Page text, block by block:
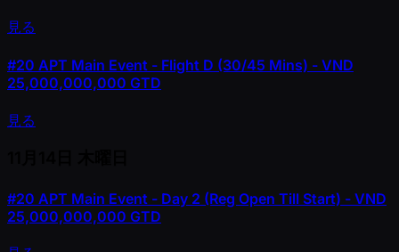
見る
#20 APT Main Event - Flight D (30/45 Mins) - VND
25,000,000,000 GTD
見る
#20 APT Main Event - Day 2 (Reg Open Till Start) - VND
25,000,000,000 GTD